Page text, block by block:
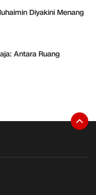
Diyakini Menang
Antara Ruang